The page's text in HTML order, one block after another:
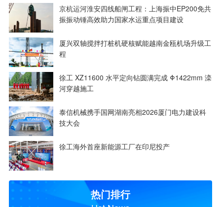
京杭运河淮安四线船闸工程：上海振中EP200免共
振振动锤高效助力国家水运重点项目建设
厦兴双轴搅拌打桩机硬核赋能越南金瓯机场升级工
程
徐工 XZ11600 水平定向钻圆满完成 Φ1422mm 滦
河穿越施工
泰信机械携手国网湖南亮相2026厦门电力建设科
技大会
徐工海外首座新能源工厂在印尼投产
热门排行